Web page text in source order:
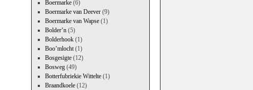
Boermarke(6)
Boermarke van Deever(9)
Boermarke van Wapse(1)
Bolder’n(5)
Bolderhook(1)
Boo’mlocht(1)
Bosgesigte(12)
Bosweg(49)
Botterfubriekie Wittelte(1)
Braandkoele(12)